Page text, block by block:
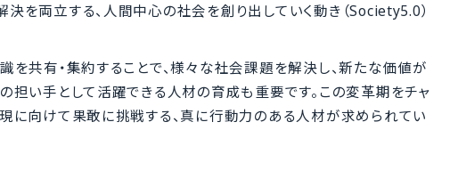
を両立する、人間中心の社会を創り出していく動き（Society5.0）
を共有・集約することで、様々な社会課題を解決し、新たな価値が
担い手として活躍できる人材の育成も重要です。この変革期をチャ
に向けて果敢に挑戦する、真に行動力のある人材が求められてい